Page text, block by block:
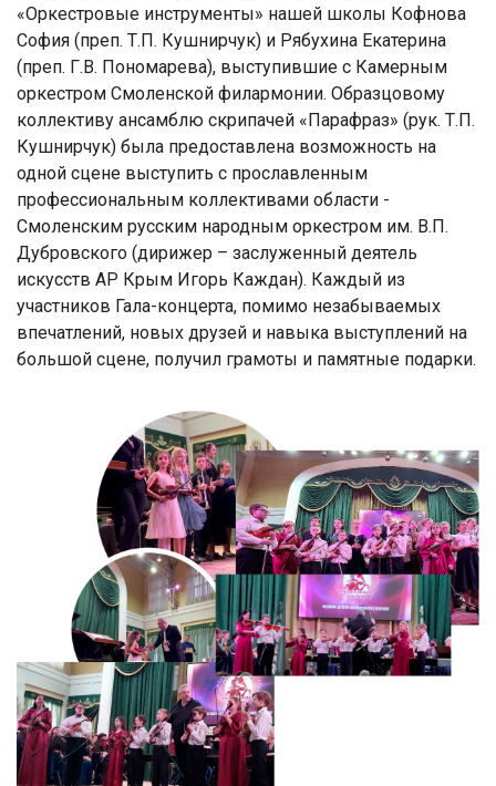
«Оркестровые инструменты» нашей школы Кофнова
София (преп. Т.П. Кушнирчук) и Рябухина Екатерина
(преп. Г.В. Пономарева), выступившие с Камерным
оркестром Смоленской филармонии. Образцовому
коллективу ансамблю скрипачей «Парафраз» (рук. Т.П.
Кушнирчук) была предоставлена возможность на
одной сцене выступить с прославленным
профессиональным коллективами области -
Смоленским русским народным оркестром им. В.П.
Дубровского (дирижер – заслуженный деятель
искусств АР Крым Игорь Каждан). Каждый из
участников Гала-концерта, помимо незабываемых
впечатлений, новых друзей и навыка выступлений на
большой сцене, получил грамоты и памятные подарки.